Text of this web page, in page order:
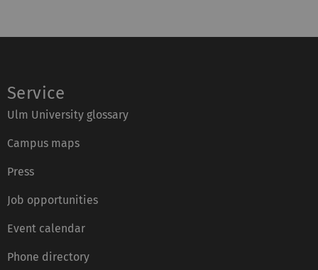
Service
Ulm University glossary
Campus maps
Press
Job opportunities
Event calendar
Phone directory